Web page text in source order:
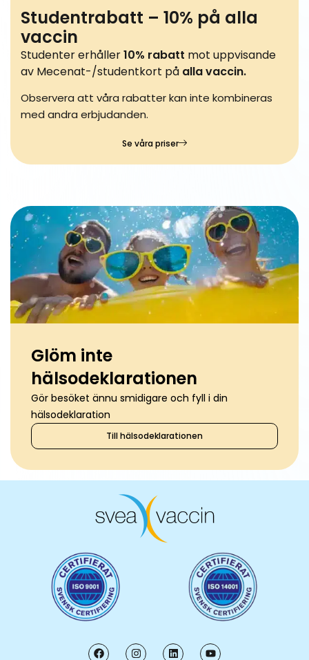
Studentrabatt – 10% på alla
vaccin
Studenter erhåller10% rabatt mot uppvisande
av Mecenat-/studentkort på alla vaccin.
Observera att våra rabatter kan inte kombineras
med andra erbjudanden.
Se våra priser
Glöm inte
hälsodeklarationen
Gör besöket ännu smidigare och fyll i din
hälsodeklaration
Till hälsodeklarationen